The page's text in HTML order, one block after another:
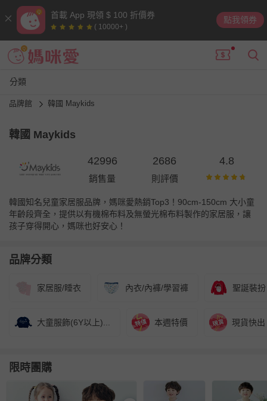
首載 App 現領 $ 100 折價券
( 10000+ )
點我領券
分類
品牌館 韓國 Maykids
韓國 Maykids
42996
銷售量
2686
則評價
4.8
韓國知名兒童家居服品牌，媽咪愛熱銷Top3！90cm-150cm 大小童
年齡段齊全，提供以有機棉布料及無螢光棉布料製作的家居服，讓
孩子穿得開心，媽咪也好安心！
品牌分類
家居服/睡衣 內衣/內褲/學習褲 聖誕裝扮
大童服飾(6Y以上)... 本週特價 現貨快出
限時團購